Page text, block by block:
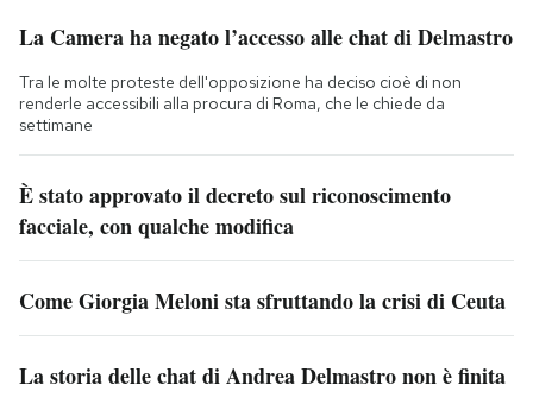
La Camera ha negato l’accesso alle chat di Delmastro
Tra le molte proteste dell'opposizione ha deciso cioè di non
renderle accessibili alla procura di Roma, che le chiede da
settimane
È stato approvato il decreto sul riconoscimento
facciale, con qualche modifica
Come Giorgia Meloni sta sfruttando la crisi di Ceuta
La storia delle chat di Andrea Delmastro non è finita